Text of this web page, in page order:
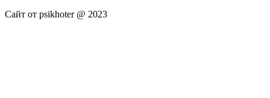
Сайт от psikhoter @ 2023